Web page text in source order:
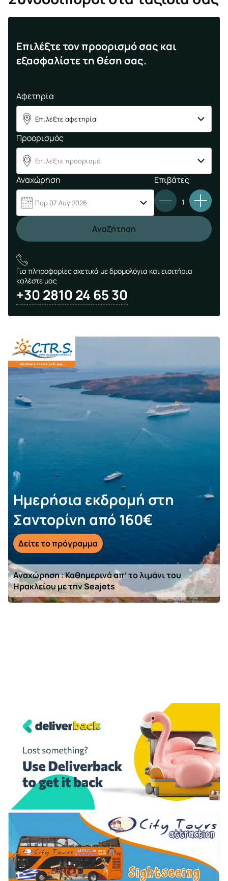
Επιλέξτε τον προορισμό σας και
εξασφαλίστε τη θέση σας.
Για πληροφορίες σχετικά με δρομολόγια και εισιτήρια
καλέστε μας
+30 2810 24 65 30
Αφετηρία
A Επιλέξτε αφετηρία
Προορισμός
B Επιλέξτε προορισμό
Αναχώρηση
Παρ 07 Αυγ 2026
Επιβάτες
1
Αναζήτηση
Ημερήσια εκδρομή στη
Σαντορίνη από 160€
Δείτε το πρόγραμμα
Αναχώρηση : Καθημερινά απ’ το λιμάνι του
Ηρακλείου με την Seajets